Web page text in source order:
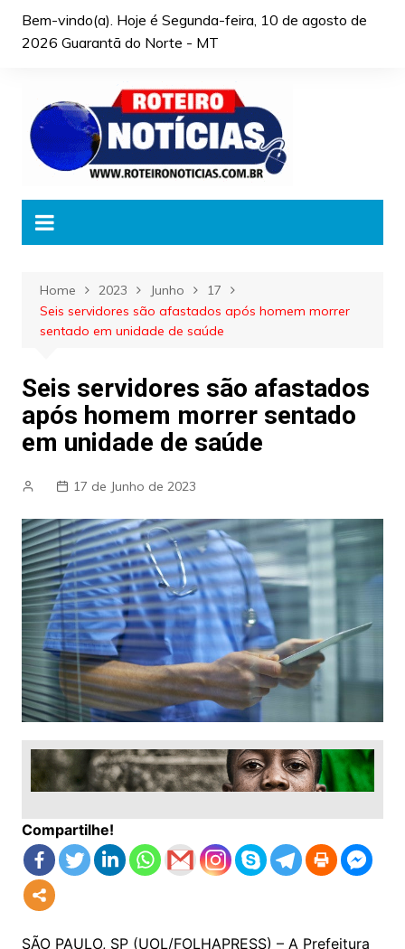
Bem-vindo(a). Hoje é Segunda-feira, 10 de agosto de
2026 Guarantã do Norte - MT
Home 2023 Junho
17
Seis servidores são afastados após homem morrer
sentado em unidade de saúde
Seis servidores são afastados
após homem morrer sentado
em unidade de saúde
17 de Junho de 2023
Compartilhe!
SÃO PAULO, SP (UOL/FOLHAPRESS) – A Prefeitura